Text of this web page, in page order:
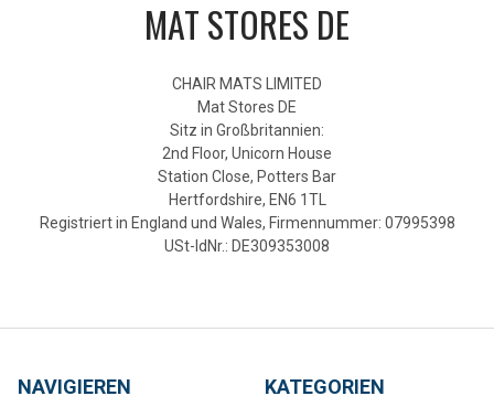
MAT STORES DE
CHAIR MATS LIMITED
Mat Stores DE
Sitz in Großbritannien:
2nd Floor, Unicorn House
Station Close, Potters Bar
Hertfordshire, EN6 1TL
Registriert in England und Wales, Firmennummer: 07995398
USt-IdNr.: DE309353008
NAVIGIEREN KATEGORIEN